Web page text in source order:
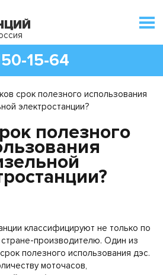
15-64
срок полезного использования
электростанции?
полезного
классифицируют не только по
производителю. Один из
полезного использования дэс.
моточасов,